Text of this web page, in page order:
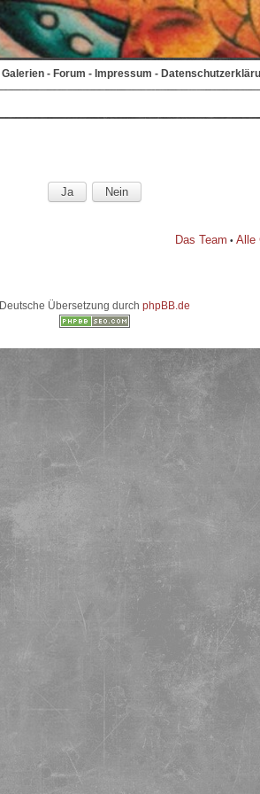
Galerien - Forum - Impressum -
Das Team • Alle
Deutsche Übersetzung durch phpBB.de